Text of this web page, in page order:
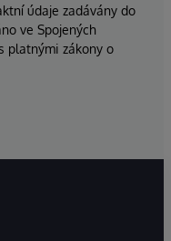
údaje zadávány do
ve Spojených
platnými zákony o